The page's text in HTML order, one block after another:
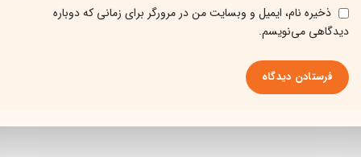
ذخیره نام، ایمیل و وبسایت من در مرورگر برای زمانی که دوباره
دیدگاهی می‌نویسم.